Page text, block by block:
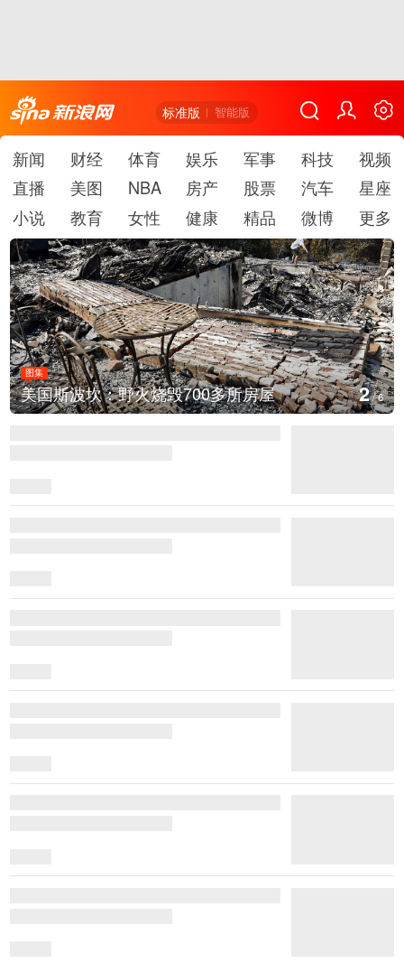
标准版 智能版
新闻 财经 体育 娱乐 军事 科技
视频
直播
美图 NBA 房产 股票 汽车
星座
小说
教育 女性 健康 精品 微博 更多
烧毁700多所房屋
图集
叙利亚：大马士
3/6